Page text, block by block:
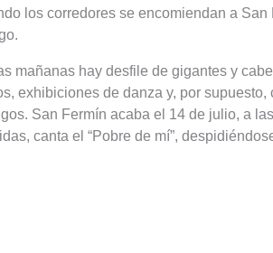
los corredores se encomiendan a
mañanas hay desfile de gigantes y
exhibiciones de danza y, por supuesto,
San Fermín acaba el 14 de julio, a
canta el “Pobre de mí”,